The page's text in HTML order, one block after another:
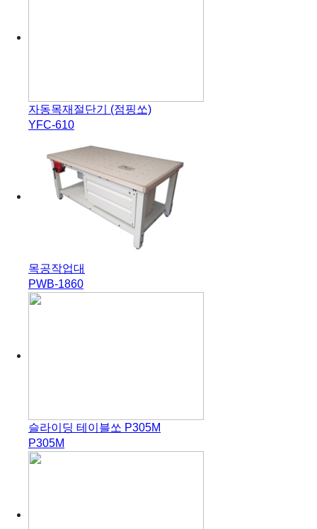
자동목재절단기 (점핑쏘)
YFC-610
목공작업대
PWB-1860
슬라이딩 테이블쏘 P305M
P305M